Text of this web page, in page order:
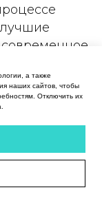
с
не
а также
наших сайтов, чтобы
Отключить их